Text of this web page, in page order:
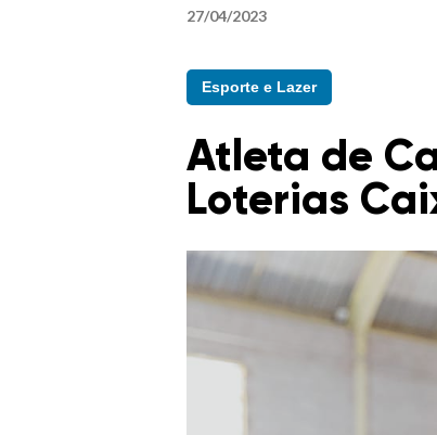
27/04/2023
Esporte e Lazer
Atleta de
Loterias